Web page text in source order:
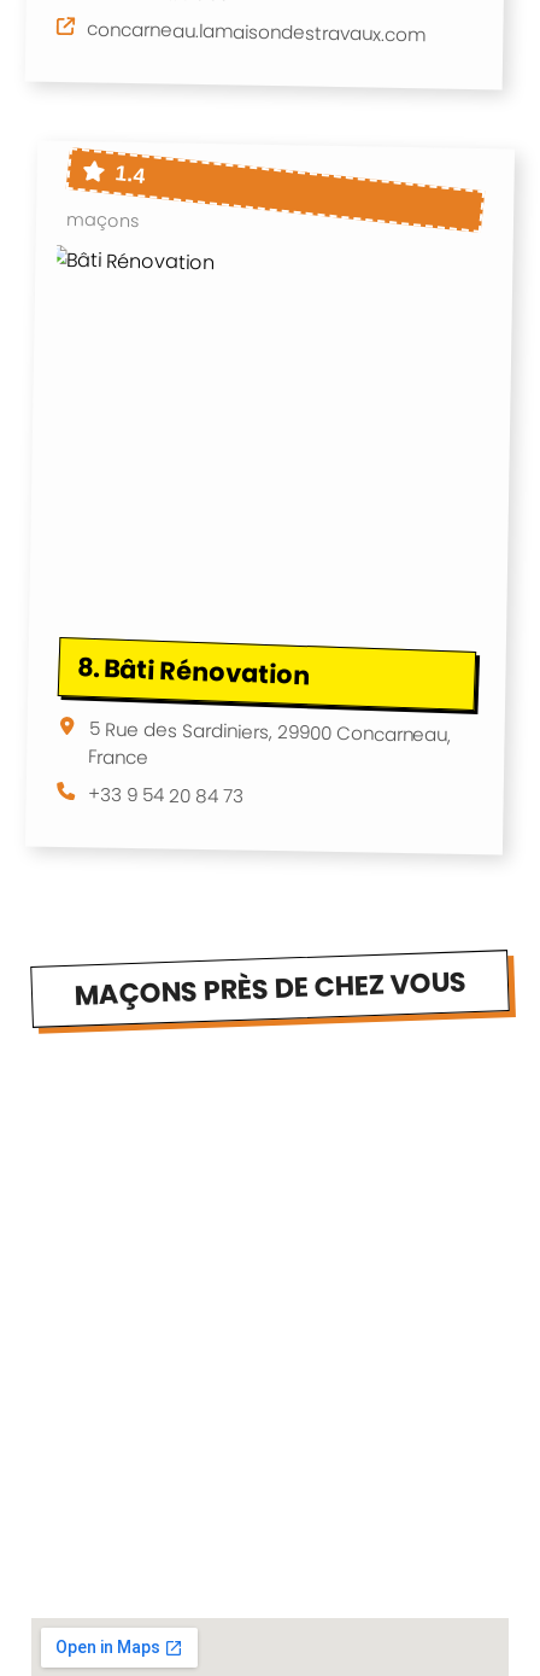
concarneau.lamaisondestravaux.com
1.4
maçons
8.Bâti Rénovation
5 Rue des Sardiniers, 29900 Concarneau,
France
+33 9 54 20 84 73
MAÇONS PRÈS DE CHEZ VOUS